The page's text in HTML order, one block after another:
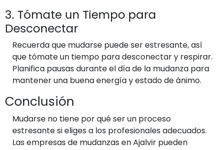
3. Tómate un Tiempo para
Desconectar
Recuerda que mudarse puede ser estresante, así
que tómate un tiempo para desconectar y respirar.
Planifica pausas durante el día de la mudanza para
mantener una buena energía y estado de ánimo.
Conclusión
Mudarse no tiene por qué ser un proceso
estresante si eliges a los profesionales adecuados.
Las empresas de mudanzas en Ajalvir pueden